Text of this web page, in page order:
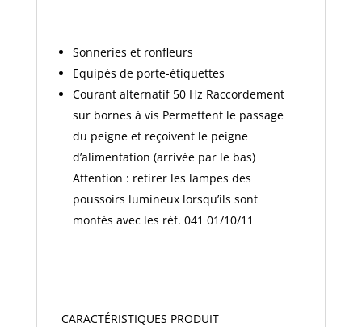
Sonneries et ronfleurs
Equipés de porte-étiquettes
Courant alternatif 50 Hz Raccordement
sur bornes à vis Permettent le passage
du peigne et reçoivent le peigne
d’alimentation (arrivée par le bas)
Attention : retirer les lampes des
poussoirs lumineux lorsqu’ils sont
montés avec les réf. 041 01/10/11
CARACTÉRISTIQUES PRODUIT